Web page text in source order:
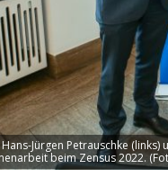
Jürgen Petrauschke
beim Zensus 2022.